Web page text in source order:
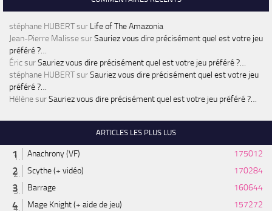
stéphane HUBERTsur Life of The Amazonia
Jean-Pierre MalissesurSauriez vous dire précisément quel est votre jeu
préféré ?…
ÉricsurSauriez vous dire précisément quel est votre jeu préféré ?…
stéphane HUBERTsurSauriez vous dire précisément quel est votre jeu
préféré ?…
HélènesurSauriez vous dire précisément quel est votre jeu préféré ?…
ARTICLES LES PLUS LUS
Anachrony (VF)
175012
Scythe (+ vidéo)
170284
Barrage
160644
Mage Knight (+ aide de jeu)
157272